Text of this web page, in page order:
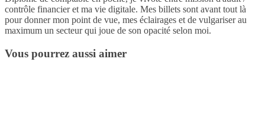
contrôle financier et ma vie digitale. Mes billets sont avant tout là
pour donner mon point de vue, mes éclairages et de vulgariser au
maximum un secteur qui joue de son opacité selon moi.
Vous pourrez aussi aimer